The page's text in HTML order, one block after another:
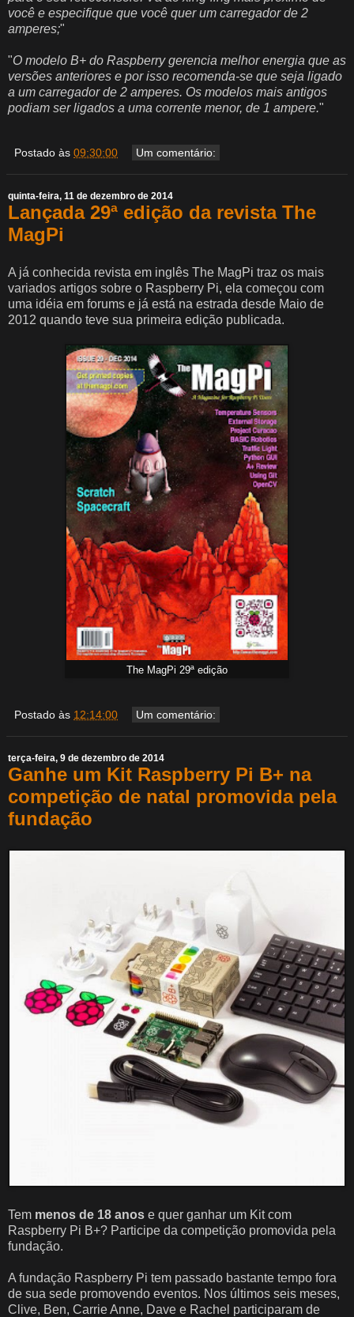
você e especifique que você quer um carregador de 2
amperes;"
"O modelo B+ do Raspberry gerencia melhor energia que as
versões anteriores e por isso recomenda-se que seja ligado
a um carregador de 2 amperes. Os modelos mais antigos
podiam ser ligados a uma corrente menor, de 1 ampere."
Postado às 09:30:00 Um comentário:
quinta-feira, 11 de dezembro de 2014
Lançada 29ª edição da revista The
MagPi
A já conhecida revista em inglês The MagPi traz os mais
variados artigos sobre o Raspberry Pi, ela começou com
uma idéia em forums e já está na estrada desde Maio de
2012 quando teve sua primeira edição publicada.
The MagPi 29ª edição
Postado às 12:14:00 Um comentário:
terça-feira, 9 de dezembro de 2014
Ganhe um Kit Raspberry Pi B+ na
competição de natal promovida pela
fundação
Tem menos de 18 anos e quer ganhar um Kit com
Raspberry Pi B+? Participe da competição promovida pela
fundação.
A fundação Raspberry Pi tem passado bastante tempo fora
de sua sede promovendo eventos. Nos últimos seis meses,
Clive, Ben, Carrie Anne, Dave e Rachel participaram de